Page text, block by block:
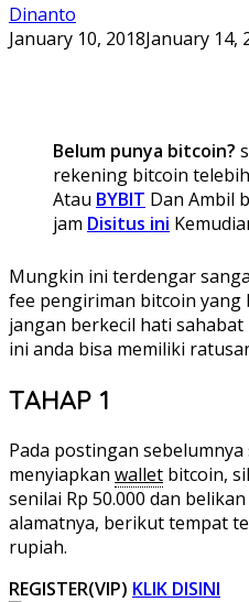
Dinanto
January 10, 2018January 14,
Belum punya bitcoin?
rekening bitcoin
Atau BYBIT Dan Ambil
jam Disitus ini
Mungkin ini terdengar
fee pengiriman bitcoin yang
jangan berkecil hati
ini anda bisa memiliki
TAHAP 1
Pada postingan
menyiapkan wallet bitcoin,
senilai Rp 50.000 dan
alamatnya, berikut tempat
rupiah.
REGISTER(VIP) KLIK DISINI